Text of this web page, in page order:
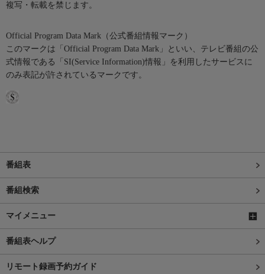
複写・転載を禁じます。
Official Program Data Mark（公式番組情報マーク）
このマークは「Official Program Data Mark」といい、テレビ番組の公
式情報である「SI(Service Information)情報」を利用したサービスに
のみ表記が許されているマークです。
番組表
番組検索
マイメニュー
番組表ヘルプ
リモート録画予約ガイド